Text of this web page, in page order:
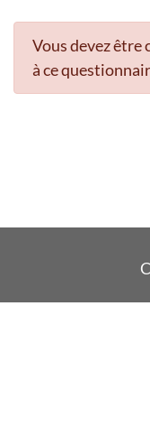
Vous devez
à ce